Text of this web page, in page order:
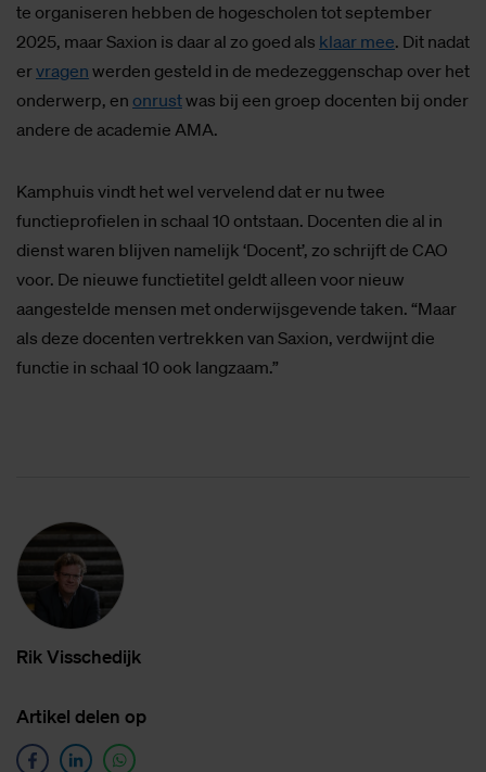
te organiseren hebben de hogescholen tot september
2025, maar Saxion is daar al zo goed als klaar mee. Dit nadat
ervragen werden gesteld in de medezeggenschap over het
onderwerp, en onrustwas bij een groep docenten bij onder
andere de academie AMA.
Kamphuis vindt het wel vervelend dat er nu twee
functieprofielen in schaal 10 ontstaan. Docenten die al in
dienst waren blijven namelijk ‘Docent’, zo schrijft de CAO
voor. De nieuwe functietitel geldt alleen voor nieuw
aangestelde mensen met onderwijsgevende taken. “Maar
als deze docenten vertrekken van Saxion, verdwijnt die
functie in schaal 10 ook langzaam.”
Rik Vis­sche­dijk
Ar­ti­kel de­len op